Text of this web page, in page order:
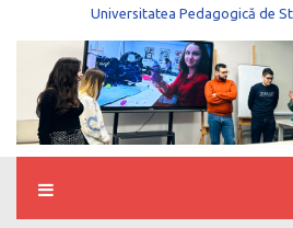
Universitatea Pedagogică de